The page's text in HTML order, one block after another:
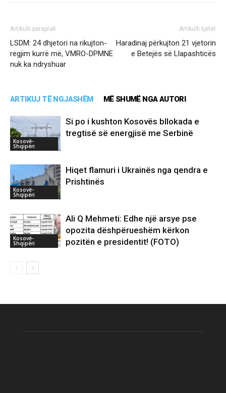
Artikulli paraprak
LSDM: 24 dhjetori na rikujton-
regjim kurrë më, VMRO-DPMNE
nuk ka ndryshuar
Artikulli tjetër
Haradinaj përkujton 21 vjetorin
e Betejës së Llapashticës
ARTIKUJ TË NGJASHËM MË SHUMË NGA AUTORI
Kosovë-
Shqipëri
Si po i kushton Kosovës bllokada e
tregtisë së energjisë me Serbinë
Kosovë-
Shqipëri
Hiqet flamuri i Ukrainës nga qendra e
Prishtinës
Kosovë-
Shqipëri
Ali Q Mehmeti: Edhe një arsye pse
opozita dëshpërueshëm kërkon
pozitën e presidentit! (FOTO)